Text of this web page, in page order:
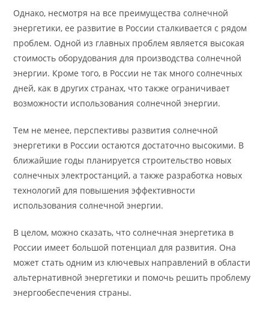
Однако, несмотря на все преимущества солнечной
энергетики, ее развитие в России сталкивается с рядом
проблем. Одной из главных проблем является высокая
стоимость оборудования для производства солнечной
энергии. Кроме того, в России не так много солнечных
дней, как в других странах, что также ограничивает
возможности использования солнечной энергии.
Тем не менее, перспективы развития солнечной
энергетики в России остаются достаточно высокими. В
ближайшие годы планируется строительство новых
солнечных электростанций, а также разработка новых
технологий для повышения эффективности
использования солнечной энергии.
В целом, можно сказать, что солнечная энергетика в
России имеет большой потенциал для развития. Она
может стать одним из ключевых направлений в области
альтернативной энергетики и помочь решить проблему
энергообеспечения страны.